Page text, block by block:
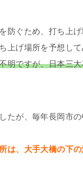
防ぐため、打ち上
上げ場所を予想して
明ですが、日本三
たが、毎年長岡市
は、大手大橋の下の